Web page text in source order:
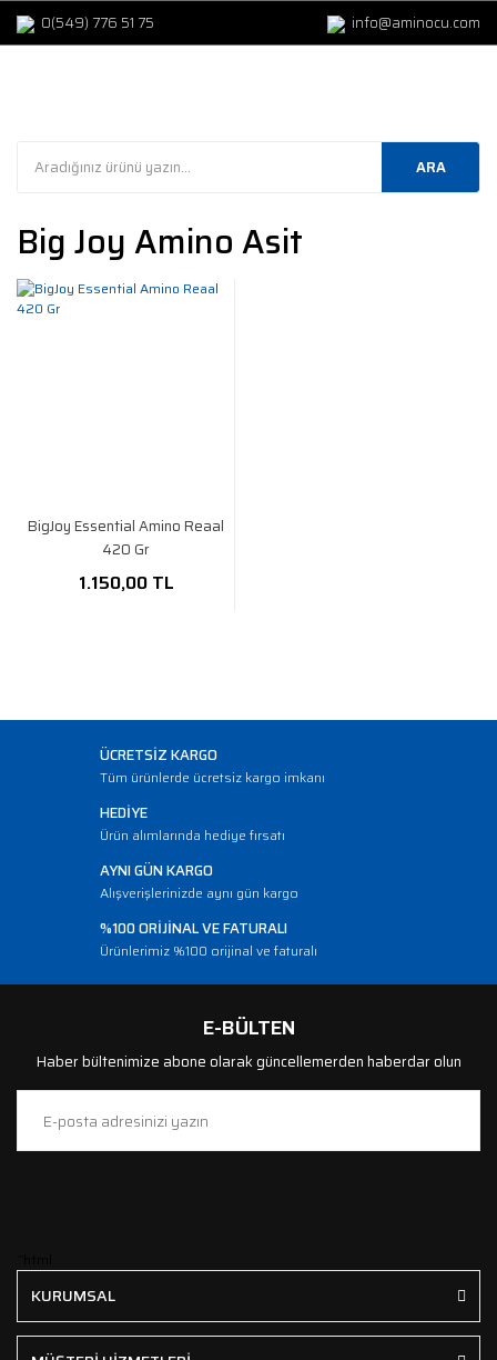
0(549) 776 51 75 info@aminocu.com
ARA
Big Joy Amino Asit
BigJoy Essential Amino Reaal
420 Gr
1.150,00 TL
ÜCRETSİZ KARGO
Tüm ürünlerde ücretsiz kargo imkanı
HEDİYE
Ürün alımlarında hediye fırsatı
AYNI GÜN KARGO
Alışverişlerinizde aynı gün kargo
%100 ORİJİNAL VE FATURALI
Ürünlerimiz %100 orijinal ve faturalı
E-BÜLTEN
Haber bültenimize abone olarak güncellemerden haberdar olun
KURUMSAL